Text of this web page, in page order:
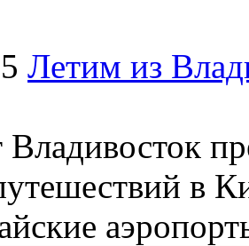
Летим из
Владивосток
в